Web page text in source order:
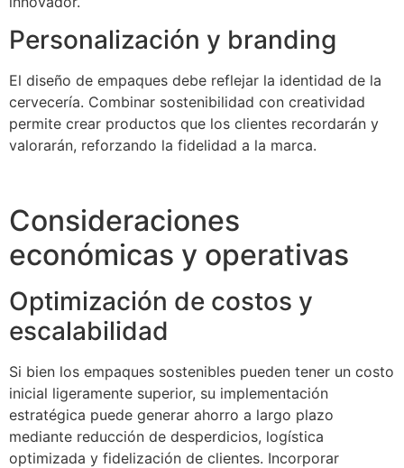
Personalización y branding
El diseño de empaques debe reflejar la identidad de la
cervecería. Combinar sostenibilidad con creatividad
permite crear productos que los clientes recordarán y
valorarán, reforzando la fidelidad a la marca.
Consideraciones
económicas y operativas
Optimización de costos y
escalabilidad
Si bien los empaques sostenibles pueden tener un costo
inicial ligeramente superior, su implementación
estratégica puede generar ahorro a largo plazo
mediante reducción de desperdicios, logística
optimizada y fidelización de clientes. Incorporar